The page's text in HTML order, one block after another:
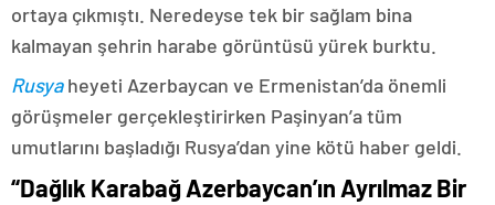
ortaya çıkmıştı. Neredeyse tek bir sağlam bina
kalmayan şehrin harabe görüntüsü yürek burktu.
Rusyaheyeti Azerbaycan ve Ermenistan’da önemli
görüşmeler gerçekleştirirken Paşinyan’a tüm
umutlarını başladığı Rusya’dan yine kötü haber geldi.
“Dağlık Karabağ Azerbaycan’ın Ayrılmaz Bir